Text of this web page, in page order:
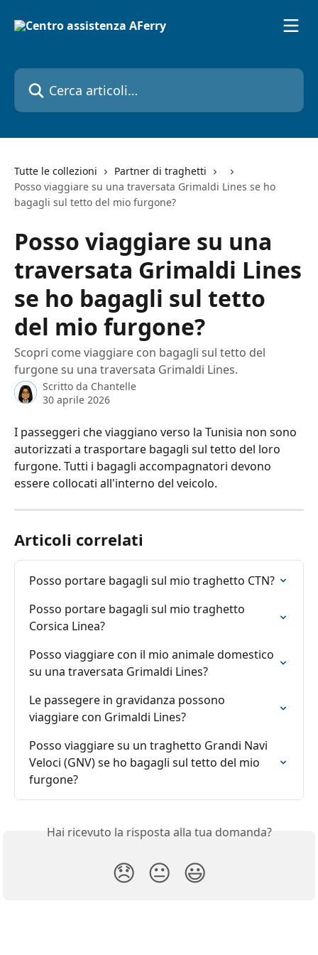
Cerca articoli…
Tutte le collezioni
Partner di traghetti
Posso viaggiare su una traversata Grimaldi Lines se ho
bagagli sul tetto del mio furgone?
Posso viaggiare su una
traversata Grimaldi Lines
se ho bagagli sul tetto
del mio furgone?
Scopri come viaggiare con bagagli sul tetto del
furgone su una traversata Grimaldi Lines.
Scritto da Chantelle
30 aprile 2026
I passeggeri che viaggiano verso la Tunisia non sono
autorizzati a trasportare bagagli sul tetto del loro
furgone. Tutti i bagagli accompagnatori devono
essere collocati all'interno del veicolo.
Articoli correlati
Posso portare bagagli sul mio traghetto CTN?
Posso portare bagagli sul mio traghetto
Corsica Linea?
Posso viaggiare con il mio animale domestico
su una traversata Grimaldi Lines?
Le passegere in gravidanza possono
viaggiare con Grimaldi Lines?
Posso viaggiare su un traghetto Grandi Navi
Veloci (GNV) se ho bagagli sul tetto del mio
furgone?
Hai ricevuto la risposta alla tua domanda?
😞 😐 😃